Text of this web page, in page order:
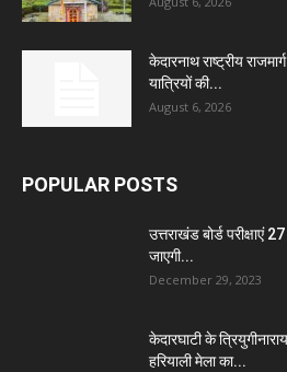
केदारनाथ राष्ट्रीय
यात्रियों की...
August 6, 2026
POPULAR POSTS
उत्तराखंड बोर्ड परीक्षाएं
जाएगी...
December 29, 2023
केदारघाटी के
हरियाली मेला का...